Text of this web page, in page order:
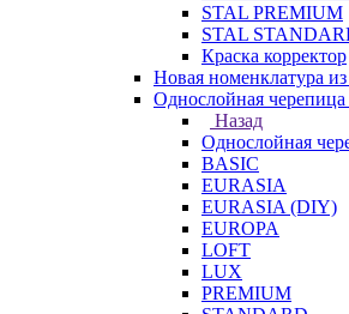
STAL PREMIUM
STAL
Краска корректор
Новая номенклатура
Однослойная черепица
Назад
Однослойная
BASIC
EURASIA
EURASIA (DIY)
EUROPA
LOFT
LUX
PREMIUM